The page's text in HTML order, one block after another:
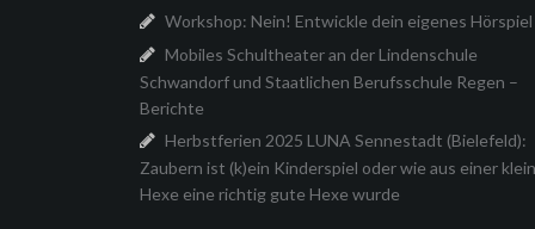
Workshop: Nein! Entwickle dein eigenes Hörspiel
Mobiles Schultheater an der Lindenschule
Schwandorf und Staatlichen Berufsschule Regen –
Berichte
Herbstferien 2025 LUNA Sennestadt (Bielefeld):
Zaubern ist (k)ein Kinderspiel oder wie aus einer
Hexe eine richtig gute Hexe wurde